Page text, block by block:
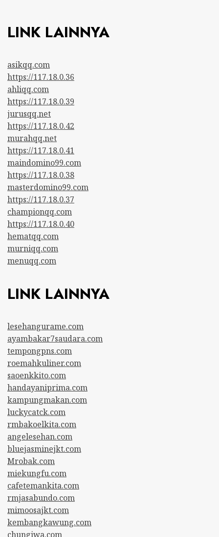
LINK LAINNYA
asikqq.com
https://117.18.0.36
ahliqq.com
https://117.18.0.39
jurusqq.net
https://117.18.0.42
murahqq.net
https://117.18.0.41
maindomino99.com
https://117.18.0.38
masterdomino99.com
https://117.18.0.37
championqq.com
https://117.18.0.40
hematqq.com
murniqq.com
menuqq.com
LINK LAINNYA
lesehangurame.com
ayambakar7saudara.com
tempongpns.com
roemahkuliner.com
saoenkkito.com
handayaniprima.com
kampungmakan.com
luckycatck.com
rmbakoelkita.com
angelesehan.com
bluejasminejkt.com
Mrobak.com
miekungfu.com
cafetemankita.com
rmjasabundo.com
mimoosajkt.com
kembangkawung.com
chungiwa.com